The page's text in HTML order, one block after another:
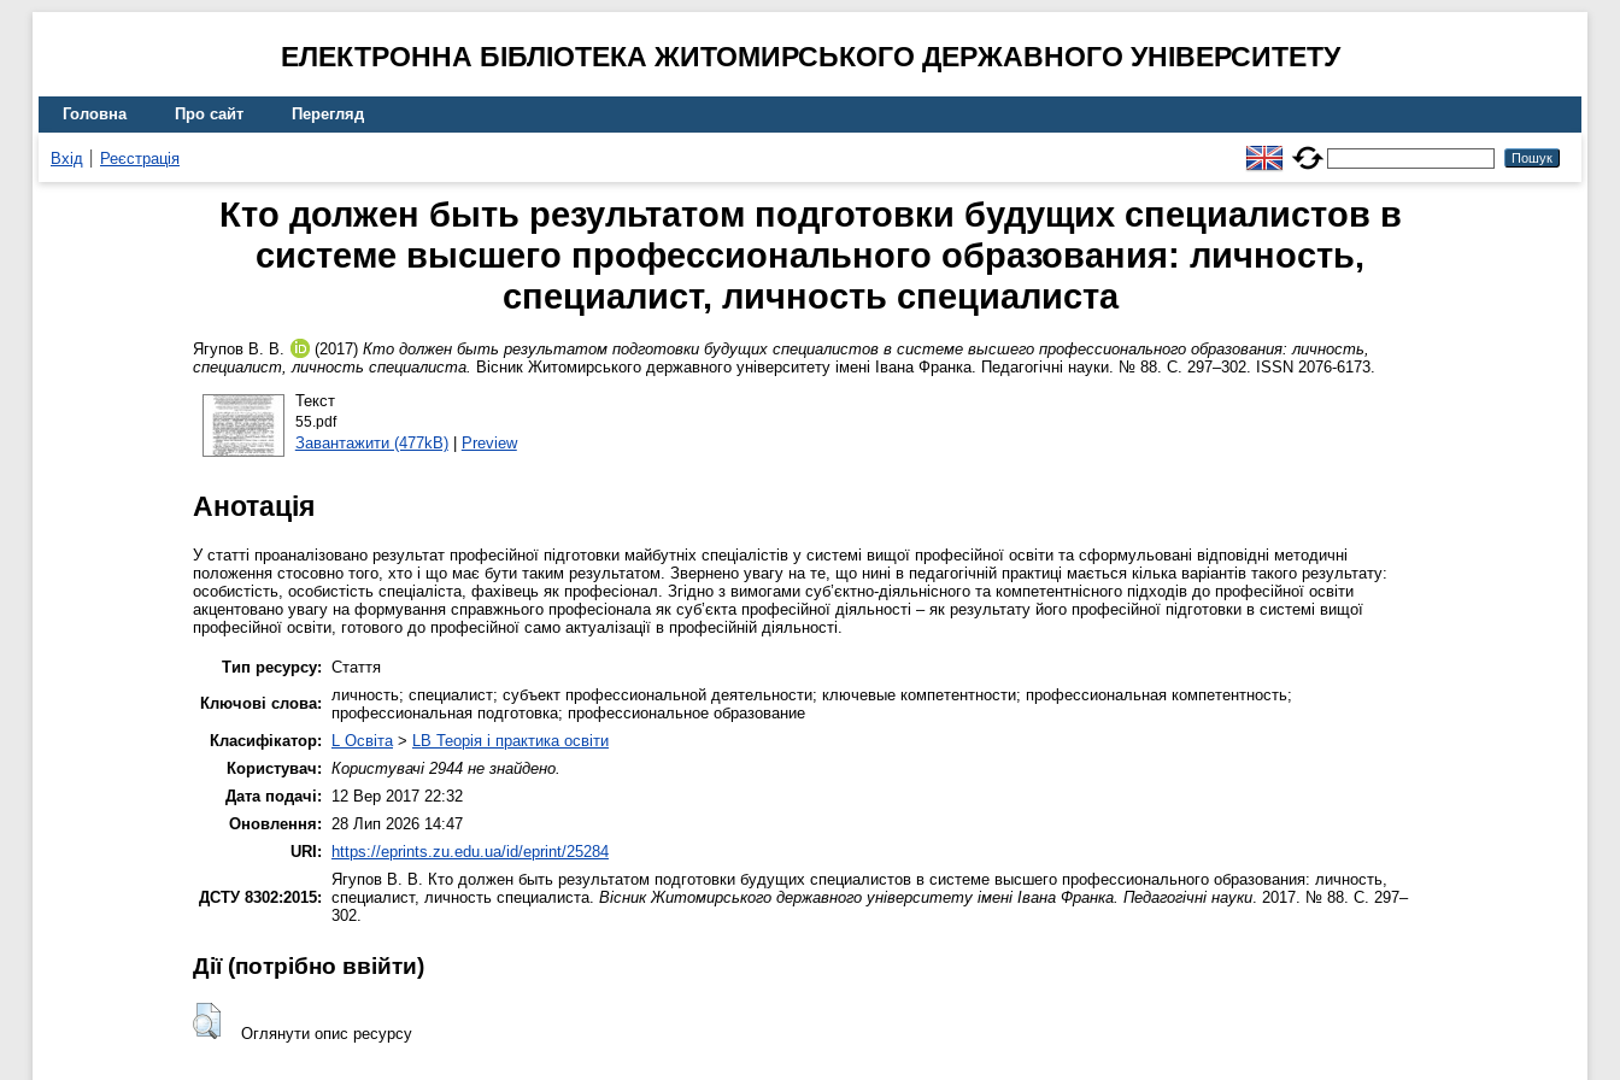
ЕЛЕКТРОННА БІБЛІОТЕКА ЖИТОМИРСЬКОГО ДЕРЖАВНОГО УНІВЕРСИТЕТУ
Головна Про сайт Перегляд
Вхід Реєстрація
Кто должен быть результатом подготовки будущих специалистов в
системе высшего профессионального образования: личность,
специалист, личность специалиста
Ягупов В. В. (2017) Кто должен быть результатом подготовки будущих специалистов в системе высшего профессионального образования: личность,
специалист, личность специалиста. Вісник Житомирського державного університету імені Івана Франка. Педагогічні науки. № 88. С. 297–302. ISSN 2076-6173.
Текст
55.pdf
Завантажити (477kB)| Preview
Анотація
У статті проаналізовано результат професійної підготовки майбутніх спеціалістів у системі вищої професійної освіти та сформульовані відповідні методичні
положення стосовно того, хто і що має бути таким результатом. Звернено увагу на те, що нині в педагогічній практиці мається кілька варіантів такого результату:
особистість, особистість спеціаліста, фахівець як професіонал. Згідно з вимогами суб’єктно-діяльнісного та компетентнісного підходів до професійної освіти
акцентовано увагу на формування справжнього професіонала як суб’єкта професійної діяльності – як результату його професійної підготовки в системі вищої
професійної освіти, готового до професійної само актуалізації в професійній діяльності.
Тип ресурсу: Стаття
Ключові слова:
личность; специалист; субъект профессиональной деятельности; ключевые компетентности; профессиональная компетентность;
профессиональная подготовка; профессиональное образование
Класифікатор:
L Освіта > LB Теорія і практика освіти
Користувач: Користувачі 2944 не знайдено.
Дата подачі:
12 Вер 2017 22:32
Оновлення:
28 Лип 2026 14:47
URI: https://eprints.zu.edu.ua/id/eprint/25284
ДСТУ 8302:2015:
Ягупов В. В.
Кто должен быть результатом подготовки будущих специалистов в системе высшего профессионального образования: личность,
специалист, личность специалиста. Вісник Житомирського державного університету імені Івана Франка. Педагогічні науки . 2017. № 88. С. 297–
302.
Дії ​​(потрібно ввійти)
Оглянути опис ресурсу